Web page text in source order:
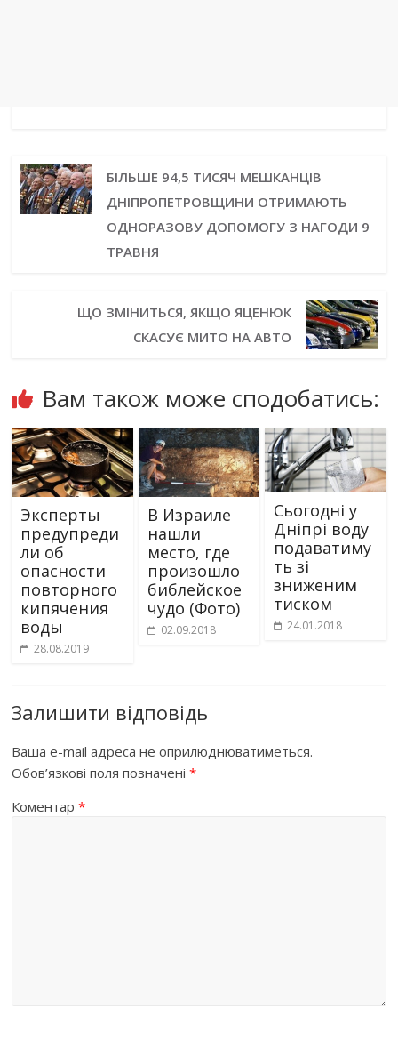
БІЛЬШЕ 94,5 ТИСЯЧ МЕШКАНЦІВ
ДНІПРОПЕТРОВЩИНИ ОТРИМАЮТЬ
ОДНОРАЗОВУ ДОПОМОГУ З НАГОДИ 9
ТРАВНЯ
ЩО ЗМІНИТЬСЯ, ЯКЩО ЯЦЕНЮК
СКАСУЄ МИТО НА АВТО
Вам також може сподобатись:
Эксперты
предупреди
ли об
опасности
повторного
кипячения
воды
28.08.2019
В Израиле
нашли
место, где
произошло
библейское
чудо (Фото)
02.09.2018
Сьогодні у
Дніпрі воду
подаватиму
ть зі
зниженим
тиском
24.01.2018
Залишити відповідь
Ваша e-mail адреса не оприлюднюватиметься.
Обов’язкові поля позначені*
Коментар*